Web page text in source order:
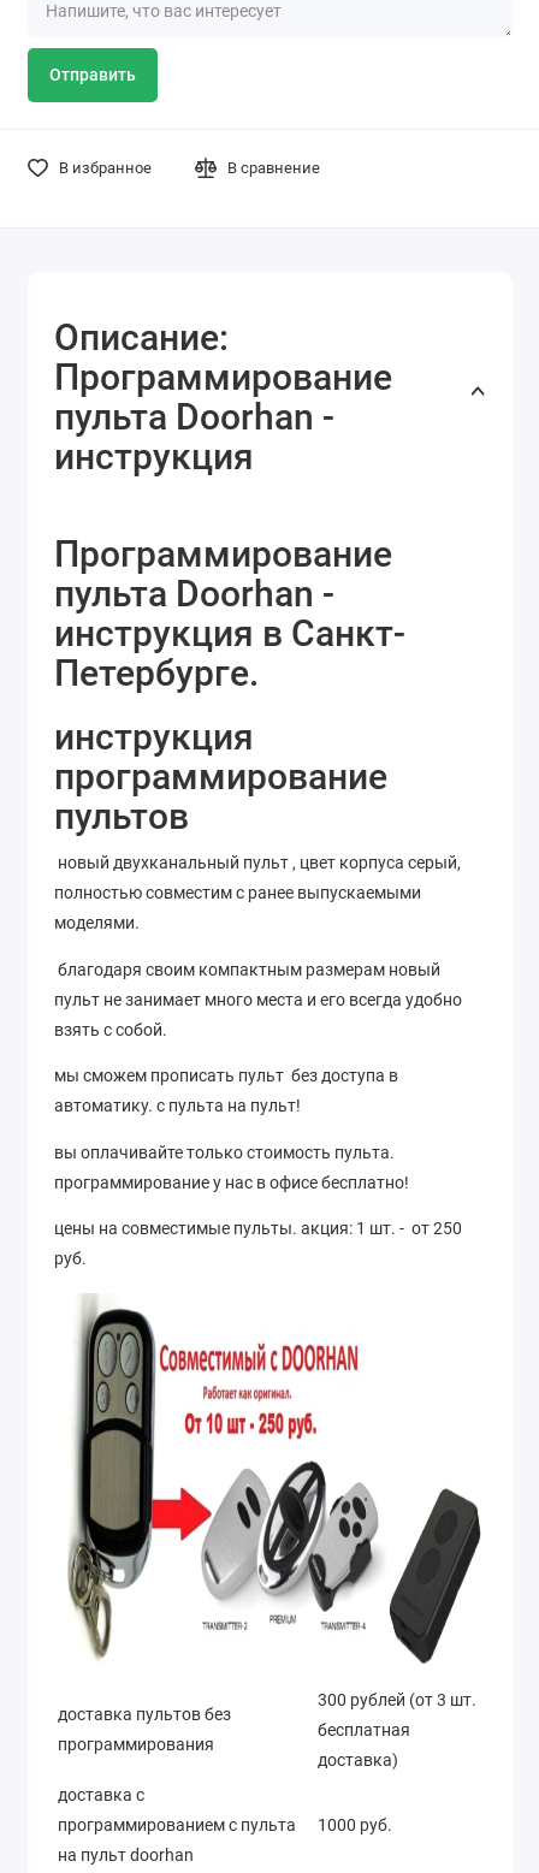
Отправить
В избранное В сравнение
Описание:
Программирование
пульта Doorhan -
инструкция
Программирование
пульта Doorhan -
инструкция в Санкт-
Петербурге.
инструкция
программирование
пультов
новый двухканальный пульт , цвет корпуса серый,
полностью совместим с ранее выпускаемыми
моделями.
благодаря своим компактным размерам новый
пульт не занимает много места и его всегда удобно
взять с собой.
мы сможем прописать пульт без доступа в
автоматику. с пульта на пульт!
вы оплачивайте только стоимость пульта.
программирование у нас в офисе бесплатно!
цены на совместимые пульты. акция: 1 шт. - от 250
руб.
доставка пультов без
программирования
300 рублей (от 3 шт.
бесплатная
доставка)
доставка с
программированием с пульта
на пульт doorhan
1000 руб.